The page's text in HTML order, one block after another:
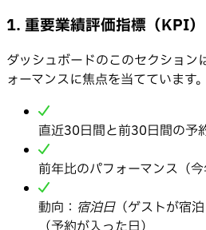
1. 重要業績評価指標（KPI
ダッシュボードのこのセクション
ォーマンスに焦点を当てています
直近30日間と前30日間の予
前年比のパフォーマンス（今
動向： 宿泊日（ゲストが宿